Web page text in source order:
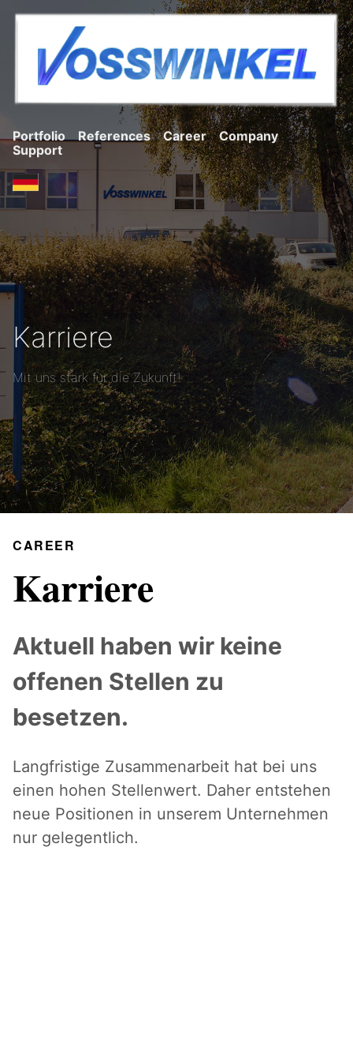
Portfolio References Career
Company
Support
Karriere
Mit uns stark für die Zukunft!
CAREER
Karriere
Aktuell haben wir keine
offenen Stellen zu
besetzen.
Langfristige Zusammenarbeit hat bei uns
einen hohen Stellenwert. Daher entstehen
neue Positionen in unserem Unternehmen
nur gelegentlich.